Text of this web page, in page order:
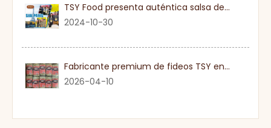
TSY Food presenta auténtica salsa de soja en SIAL PARIS 2024
2024-10-30
Fabricante premium de fideos TSY en Guangdong
2026-04-10